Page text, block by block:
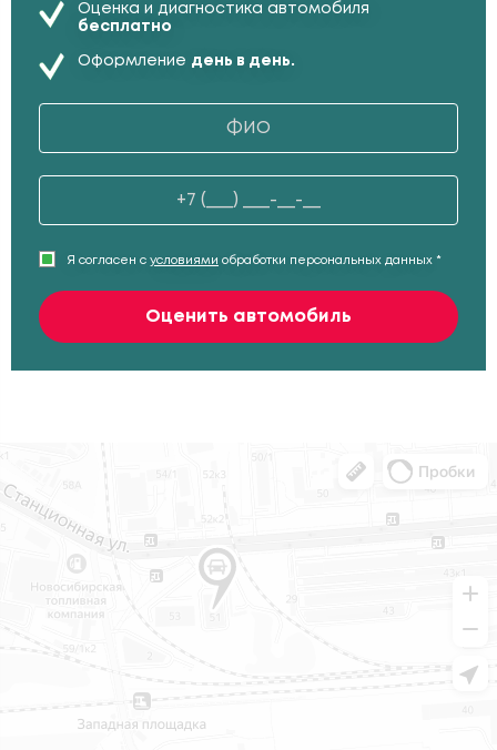
Оценка и диагностика автомобиля
бесплатно
Оформление день в день.
Я согласен с условиями обработки персональных данных *
Оценить автомобиль